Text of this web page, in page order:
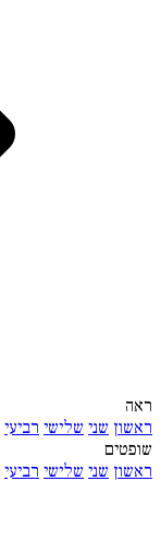
ראה
ראשון שני שלישי רביעי
שופטים
ראשון שני שלישי רביעי